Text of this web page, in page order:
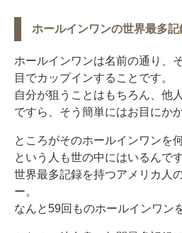
ホールインワンの世界最多記
ホールインワンは名前の通り、
目でカップインすることです。
自分が狙うことはもちろん、他
ですら、そう簡単にはお目にか
ところがそのホールインワンを
という人も世の中にはいるんです
世界最多記録を持つアメリカ人
ー。
なんと59回ものホールインワン